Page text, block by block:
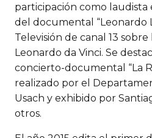
participación como laudista
del documental “Leonardo
Televisión de canal 13
Leonardo da Vinci. Se
concierto-documental “La
realizado por el
Usach y exhibido por
otros.